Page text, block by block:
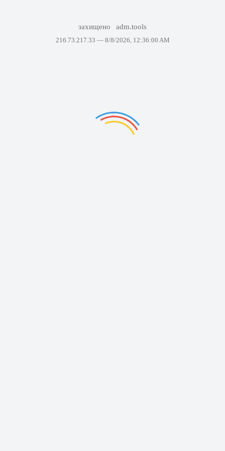
захищено adm.tools
216.73.217.33 — 8/8/2026, 12:36:00 AM